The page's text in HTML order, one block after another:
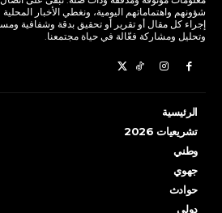
شؤونهم واهتماماتهم اليومية، ونغطي الأخبار
إجراء كل مقال أو تقرير أو تحقيق بدقة وشفافية
وتحليل ومشاركة فعّالة في حياة مجتمعنا.
الرئيسية
تشريعيات 2026
وطني
جهوي
حوادث
دولي